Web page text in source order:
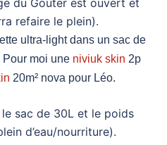
refaire le plein).
ultra-light dans un sac de
moi une niviuk skin 2p
20m² nova pour Léo.
sac de 30L et le poids
d’eau/nourriture).